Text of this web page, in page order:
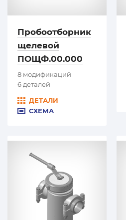
Пробоотборник
щелевой
ПОЩФ.00.000
8 модификаций
6 деталей
ДЕТАЛИ
СХЕМА